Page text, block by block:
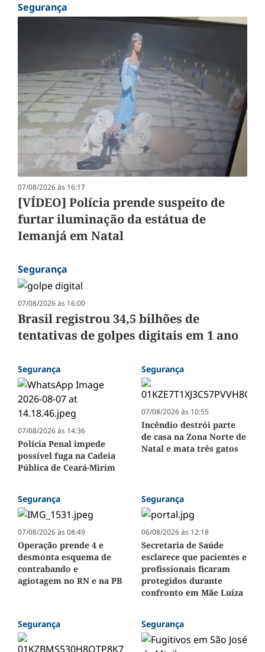
Segurança
07/08/2026 às 16:17
[VÍDEO] Polícia prende suspeito de
furtar iluminação da estátua de
Iemanjá em Natal
Segurança
07/08/2026 às 16:00
Brasil registrou 34,5 bilhões de
tentativas de golpes digitais em 1 ano
Segurança
07/08/2026 às 14:36
Polícia Penal impede
possível fuga na Cadeia
Pública de Ceará-Mirim
Segurança
07/08/2026 às 10:55
Incêndio destrói parte
de casa na Zona Norte de
Natal e mata três gatos
Segurança
07/08/2026 às 08:49
Operação prende 4 e
desmonta esquema de
contrabando e
agiotagem no RN e na PB
Segurança
06/08/2026 às 12:18
Secretaria de Saúde
esclarece que pacientes e
profissionais ficaram
protegidos durante
confronto em Mãe Luíza
Segurança Segurança